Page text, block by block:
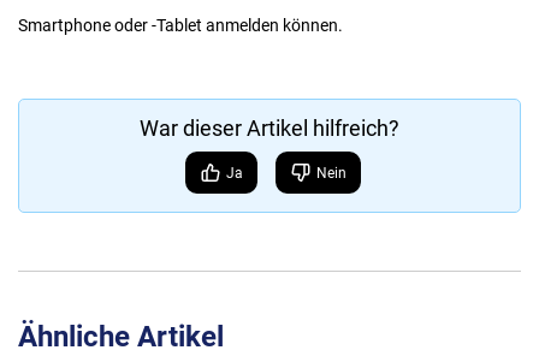
Smartphone oder -Tablet anmelden können.
War dieser Artikel hilfreich?
Ja Nein
Ähnliche Artikel